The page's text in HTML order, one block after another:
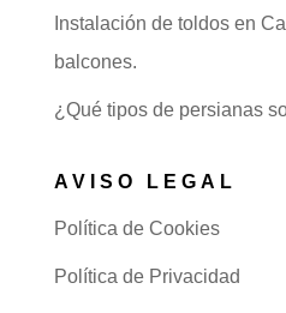
Instalación de toldos en
balcones.
¿Qué tipos de persianas
AVISO LEGAL
Política de Cookies
Política de Privacidad